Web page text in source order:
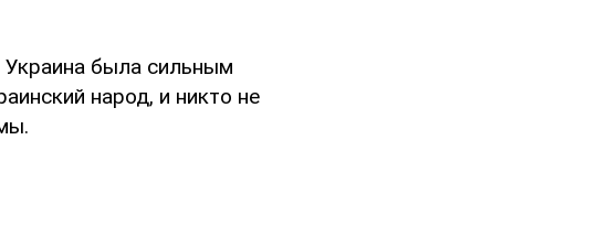
была сильным
народ, и никто не